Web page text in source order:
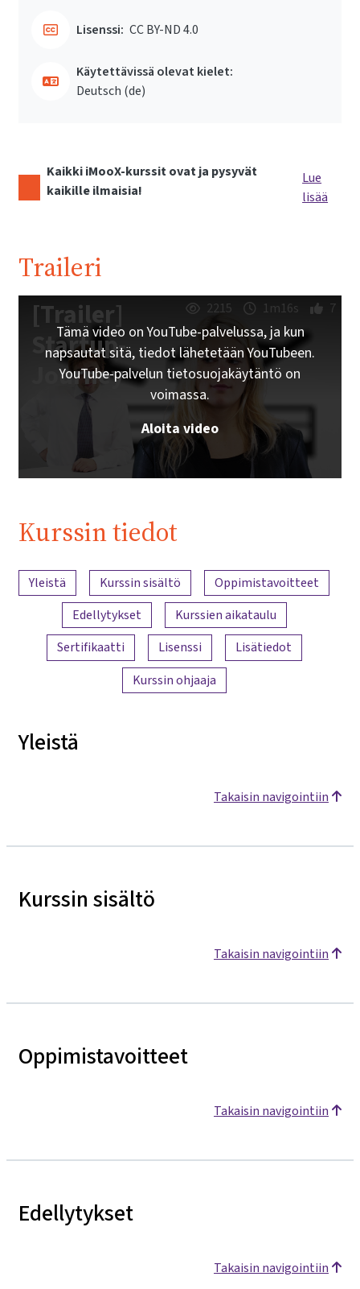
Lisenssi: CC BY-ND 4.0
Käytettävissä olevat kielet:
Deutsch ‎(de)‎
Kaikki iMooX-kurssit ovat ja pysyvät
kaikille ilmaisia!
Lue
lisää
Traileri
[Trailer]
Startup-
Journey
2215 1m16s 7
Tämä video on YouTube-palvelussa, ja kun
napsautat sitä, tiedot lähetetään YouTubeen.
YouTube-palvelun tietosuojakäytäntö on
voimassa.
Aloita video
Kurssin tiedot
Sisällön yleiskatsaus
Yleistä Kurssin sisältö
Oppimistavoitteet
Edellytykset
Kurssien aikataulu
Sertifikaatti
Lisenssi
Lisätiedot
Kurssin ohjaaja
Yleistä
Takaisin navigointiin
Kurssin sisältö
Takaisin navigointiin
Oppimistavoitteet
Takaisin navigointiin
Edellytykset
Takaisin navigointiin